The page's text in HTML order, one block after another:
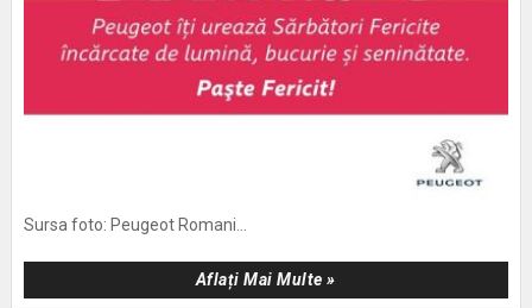
Sursa foto: Peugeot Romani...
Aflați Mai Multe »